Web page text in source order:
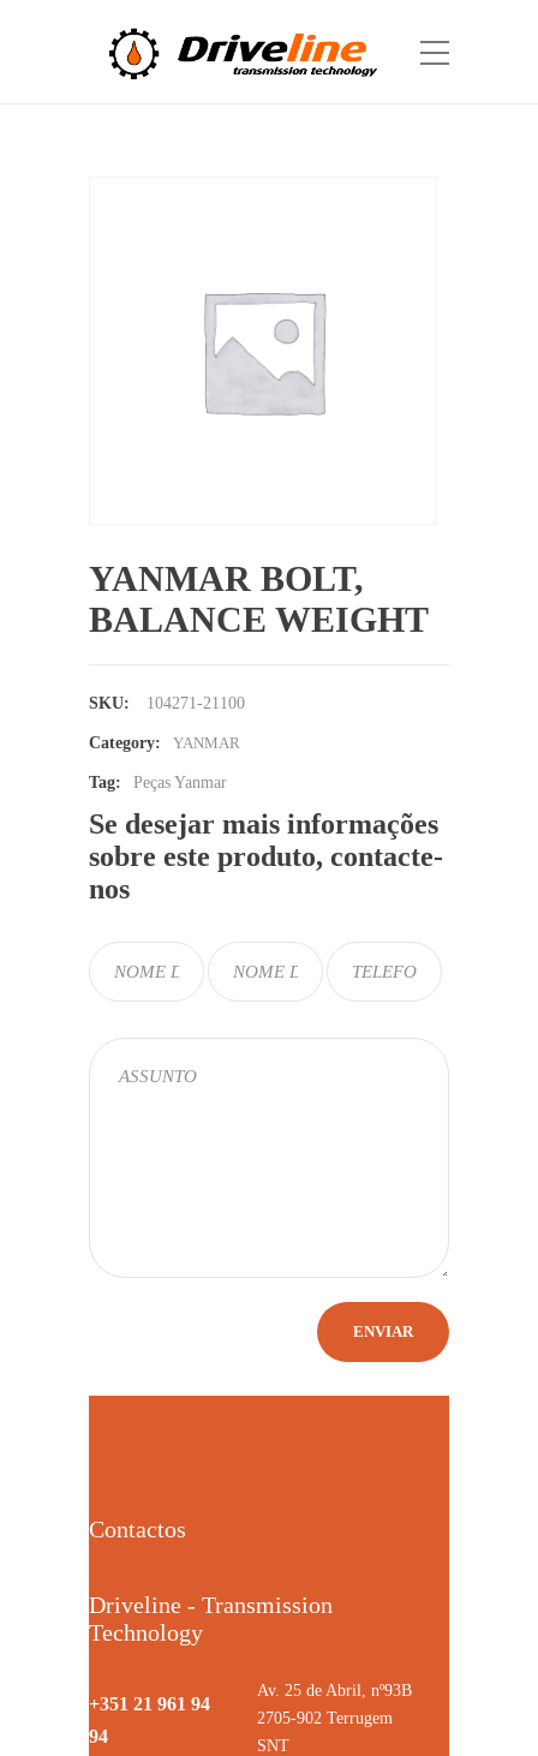
YANMAR BOLT,
BALANCE WEIGHT
SKU: 104271-21100
Category: YANMAR
Tag: Peças Yanmar
Se desejar mais informações
sobre este produto, contacte-
nos
Contactos
Driveline - Transmission
Technology
+351 21 961 94
94
Av. 25 de Abril, nº93B
2705-902 Terrugem
SNT